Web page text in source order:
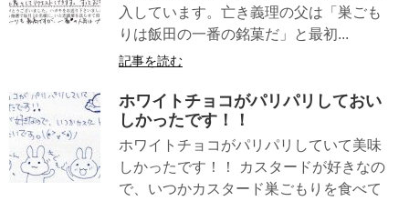
入しています。亡き義理の父は「巣ごも
りは飯田の一番の銘菓だ」と最初...
記事を読む
ホワイトチョコがパリパリしておい
しかったです！！
ホワイトチョコがパリパリしていて美味
しかったです！！ カスタードが好きなの
で、いつかカスタード巣ごもりを食べて